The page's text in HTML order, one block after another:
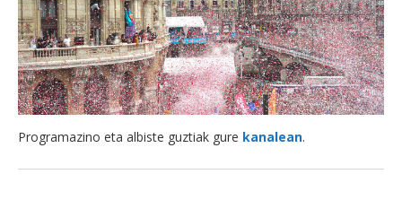
Programazino eta albiste guztiak gure kanalean.